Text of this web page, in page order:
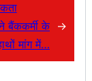
बैंककर्मी के
मांग में…
→